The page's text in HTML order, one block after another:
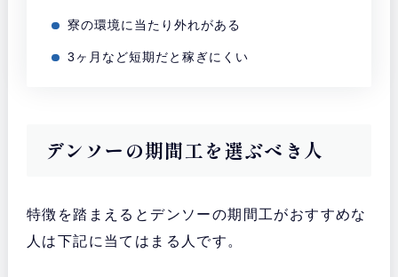
寮の環境に当たり外れがある
3ヶ月など短期だと稼ぎにくい
デンソーの期間工を選ぶべき人
特徴を踏まえるとデンソーの期間工がおすすめな
人は下記に当てはまる人です。